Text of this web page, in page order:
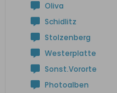
Oliva
Schidlitz
Stolzenberg
Westerplatte
Sonst.Vororte
Photoalben